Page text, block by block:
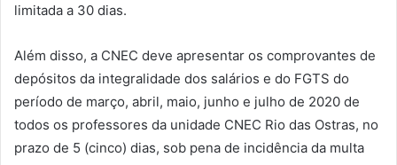
limitada a 30 dias.
Além disso, a CNEC deve apresentar os comprovantes de
depósitos da integralidade dos salários e do FGTS do
período de março, abril, maio, junho e julho de 2020 de
todos os professores da unidade CNEC Rio das Ostras, no
prazo de 5 (cinco) dias, sob pena de incidência da multa